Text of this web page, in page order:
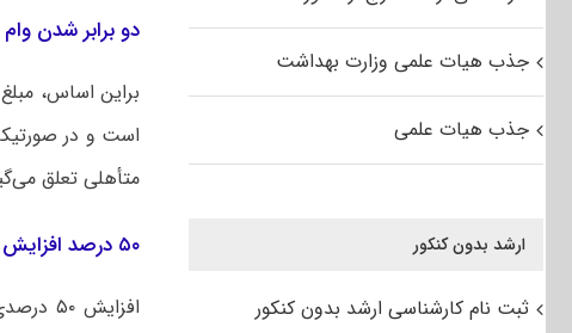
دو برابر شدن
براین اساس،
است و در
متأهلی تعلق
۵۰ درصد افزایش وام برای دانشجویان دارای معلولیت
افزایش ۵۰ درصدی مبلغ وام
جذب هیات علمی وزارت بهداشت
جذب هیات علمی
ارشد بدون کنکور
ثبت نام کارشناسی ارشد بدون کنکور